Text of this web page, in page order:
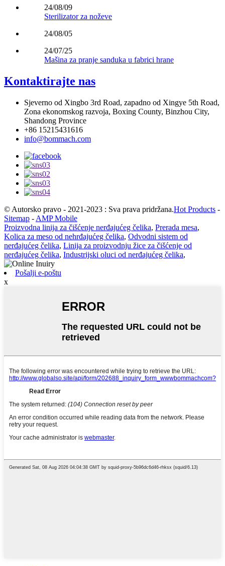
24/08/09
Sterilizator za noževe
24/08/05
24/07/25
Mašina za pranje sanduka u fabrici hrane
Kontaktirajte nas
Sjeverno od Xingbo 3rd Road, zapadno od Xingye 5th Road,
Zona ekonomskog razvoja, Boxing County, Binzhou City,
Shandong Province
+86 15215431616
info@bommach.com
© Autorsko pravo - 2021-2023 : Sva prava pridržana.Hot Products -
Sitemap - AMP Mobile
Proizvodna linija za čišćenje nerđajućeg čelika, Prerada mesa,
Kolica za meso od nehrđajućeg čelika, Odvodni sistem od
nerđajućeg čelika, Linija za proizvodnju žice za čišćenje od
nerđajućeg čelika, Industrijski oluci od nerđajućeg čelika,
Pošalji e-poštu
x